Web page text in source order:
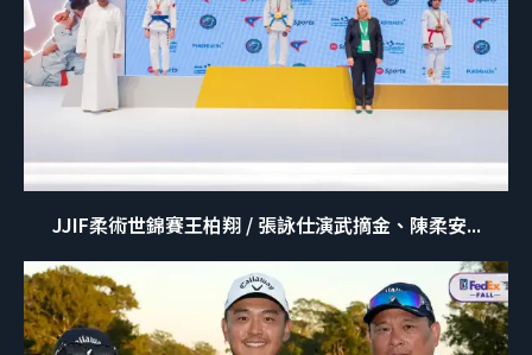
JJIF柔術世錦賽王柏翔 / 張詠仕演武摘金、陳柔安...